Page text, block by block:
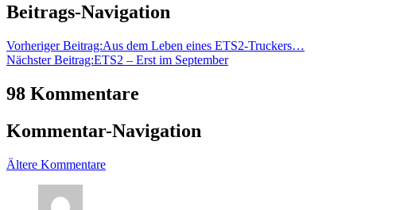
Beitrags-Navigation
Vorheriger Beitrag:Aus dem Leben eines ETS2-Truckers…
Nächster Beitrag:ETS2 – Erst im September
98 Kommentare
Kommentar-Navigation
Ältere Kommentare